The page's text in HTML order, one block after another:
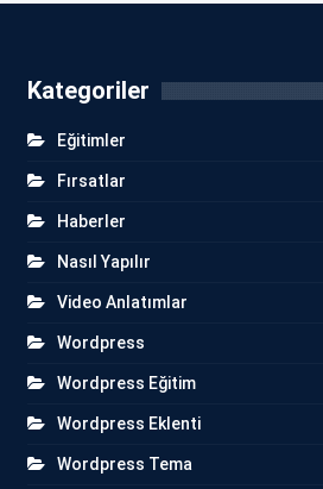
Kategoriler
Eğitimler
Fırsatlar
Haberler
Nasıl Yapılır
Video Anlatımlar
Wordpress
Wordpress Eğitim
Wordpress Eklenti
Wordpress Tema